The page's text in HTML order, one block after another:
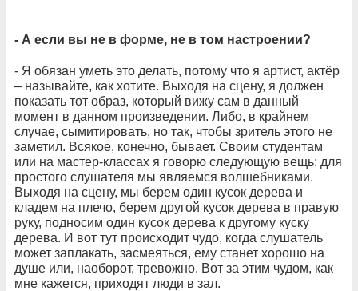
- А если вы не в форме, не в том настроении?
- Я обязан уметь это делать, потому что я артист, актёр
– называйте, как хотите. Выходя на сцену, я должен
показать тот образ, который вижу сам в данный
момент в данном произведении. Либо, в крайнем
случае, сымитировать, но так, чтобы зритель этого не
заметил. Всякое, конечно, бывает. Своим студентам
или на мастер-классах я говорю следующую вещь: для
простого слушателя мы являемся волшебниками.
Выходя на сцену, мы берем один кусок дерева и
кладем на плечо, берем другой кусок дерева в правую
руку, подносим один кусок дерева к другому куску
дерева. И вот тут происходит чудо, когда слушатель
может заплакать, засмеяться, ему станет хорошо на
душе или, наоборот, тревожно. Вот за этим чудом, как
мне кажется, приходят люди в зал.